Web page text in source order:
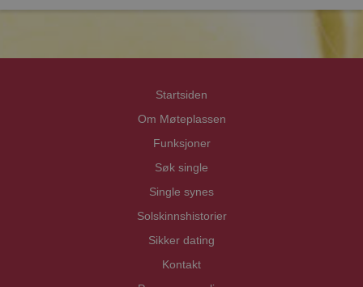
Startsiden
Om Møteplassen
Funksjoner
Søk single
Single synes
Solskinnshistorier
Sikker dating
Kontakt